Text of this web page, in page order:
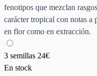
fenotipos que mezclan
carácter tropical con notas a
en flor como en extracción.
3 semillas 24€
En stock